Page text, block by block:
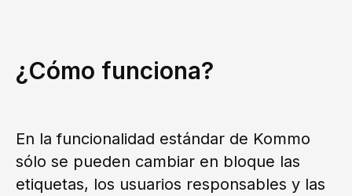
¿Cómo funciona?
En la funcionalidad estándar de Kommo
sólo se pueden cambiar en bloque las
etiquetas, los usuarios responsables y las